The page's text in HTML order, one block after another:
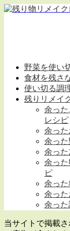
野菜を使い
食材を残さ
使い切る調
残りリメイ
余っ
レシピ
余っ
余っ
余っ
余っ
ピ
余っ
余っ
余っ
当サイトで掲載